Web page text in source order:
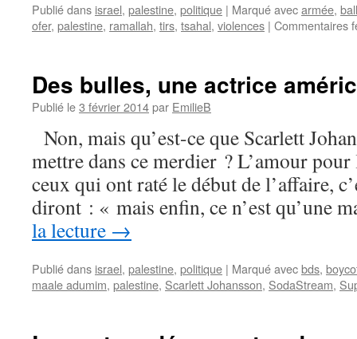
Publié dans israel, palestine, politique | Marqué avecarmée,
ofer, palestine, ramallah, tirs, tsahal, violences | Commentaires
Des bulles, une actrice
Publié le3 février 2014par EmilieB
Non, mais qu’est-ce que Scarlett
mettre dans ce merdier ? L’amour pour
ceux qui ont raté le début de l’affaire,
diront : « mais enfin, ce n’est qu’une
la lecture →
Publié dans israel, palestine, politique | Marqué avecbds,
maale adumim, palestine, Scarlett Johansson, SodaStream,